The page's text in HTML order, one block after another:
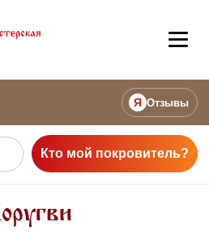
Я Отзывы
Кто мой покровитель?